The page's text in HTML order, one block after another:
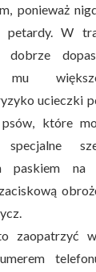
ponieważ
W
dobrze
mu
ucieczki
które
paskiem na
zaopatrzyć